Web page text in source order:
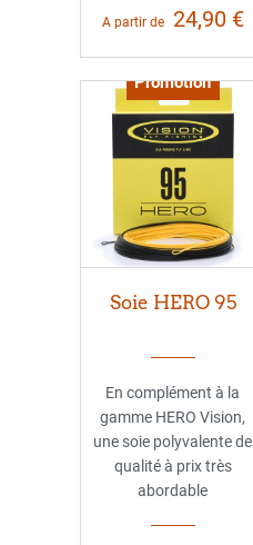
A partir de 24,90 €
Promotion
Soie HERO 95
En complément à la
gamme HERO Vision,
une soie polyvalente de
qualité à prix très
abordable